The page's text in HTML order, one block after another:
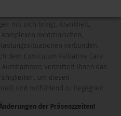
mit sich bringt. Krankheit,
medizinischen,
verbunden.
dem Curriculum Palliative Care
Aurnhammer, vermittelt Ihnen das
um diesen
und mitfühlend zu begegnen.
der Präsenzzeiten!